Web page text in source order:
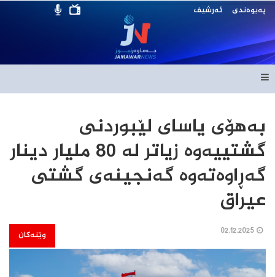
پەیوەندی ئەرشیف
بەهۆی یاسای لێبوردنی
گشتییەوە زیاتر لە 80 ملیار دینار
گەڕاوەتەوە گەنجینەی گشتی
عیراق
وێنەکان